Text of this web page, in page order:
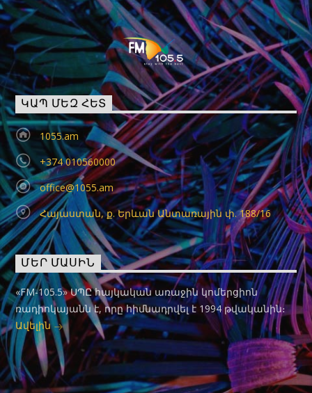
ԿԱՊ ՄԵԶ ՀԵՏ
1055.am
+374 010560000
office@1055.am
Հայաստան, ք. Երևան Անտառային փ. 188/16
ՄԵՐ ՄԱՍԻՆ
«FM-105.5» ՍՊԸ հայկական առաջին կոմերցիոն
ռադիոկայանն է, որը հիմնադրվել է 1994 թվականին։
Ավելին